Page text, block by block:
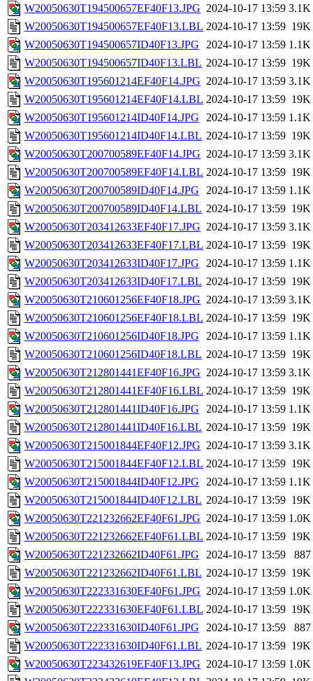
W20050630T194500657EF40F13.JPG 2024-10-17 13:59 3.1K
W20050630T194500657EF40F13.LBL 2024-10-17 13:59 19K
W20050630T194500657ID40F13.JPG
2024-10-17 13:59 1.1K
W20050630T194500657ID40F13.LBL 2024-10-17 13:59 19K
W20050630T195601214EF40F14.JPG 2024-10-17 13:59 3.1K
W20050630T195601214EF40F14.LBL 2024-10-17 13:59 19K
W20050630T195601214ID40F14.JPG
2024-10-17 13:59 1.1K
W20050630T195601214ID40F14.LBL 2024-10-17 13:59 19K
W20050630T200700589EF40F14.JPG 2024-10-17 13:59 3.1K
W20050630T200700589EF40F14.LBL 2024-10-17 13:59 19K
W20050630T200700589ID40F14.JPG
2024-10-17 13:59 1.1K
W20050630T200700589ID40F14.LBL 2024-10-17 13:59 19K
W20050630T203412633EF40F17.JPG 2024-10-17 13:59 3.1K
W20050630T203412633EF40F17.LBL 2024-10-17 13:59 19K
W20050630T203412633ID40F17.JPG
2024-10-17 13:59 1.1K
W20050630T203412633ID40F17.LBL 2024-10-17 13:59 19K
W20050630T210601256EF40F18.JPG 2024-10-17 13:59 3.1K
W20050630T210601256EF40F18.LBL 2024-10-17 13:59 19K
W20050630T210601256ID40F18.JPG
2024-10-17 13:59 1.1K
W20050630T210601256ID40F18.LBL 2024-10-17 13:59 19K
W20050630T212801441EF40F16.JPG 2024-10-17 13:59 3.1K
W20050630T212801441EF40F16.LBL 2024-10-17 13:59 19K
W20050630T212801441ID40F16.JPG
2024-10-17 13:59 1.1K
W20050630T212801441ID40F16.LBL 2024-10-17 13:59 19K
W20050630T215001844EF40F12.JPG 2024-10-17 13:59 3.1K
W20050630T215001844EF40F12.LBL 2024-10-17 13:59 19K
W20050630T215001844ID40F12.JPG
2024-10-17 13:59 1.1K
W20050630T215001844ID40F12.LBL 2024-10-17 13:59 19K
W20050630T221232662EF40F61.JPG 2024-10-17 13:59 1.0K
W20050630T221232662EF40F61.LBL 2024-10-17 13:59 19K
W20050630T221232662ID40F61.JPG
2024-10-17 13:59
887
W20050630T221232662ID40F61.LBL 2024-10-17 13:59 19K
W20050630T222331630EF40F61.JPG 2024-10-17 13:59 1.0K
W20050630T222331630EF40F61.LBL 2024-10-17 13:59 19K
W20050630T222331630ID40F61.JPG
2024-10-17 13:59
887
W20050630T222331630ID40F61.LBL 2024-10-17 13:59 19K
W20050630T223432619EF40F13.JPG 2024-10-17 13:59 1.0K